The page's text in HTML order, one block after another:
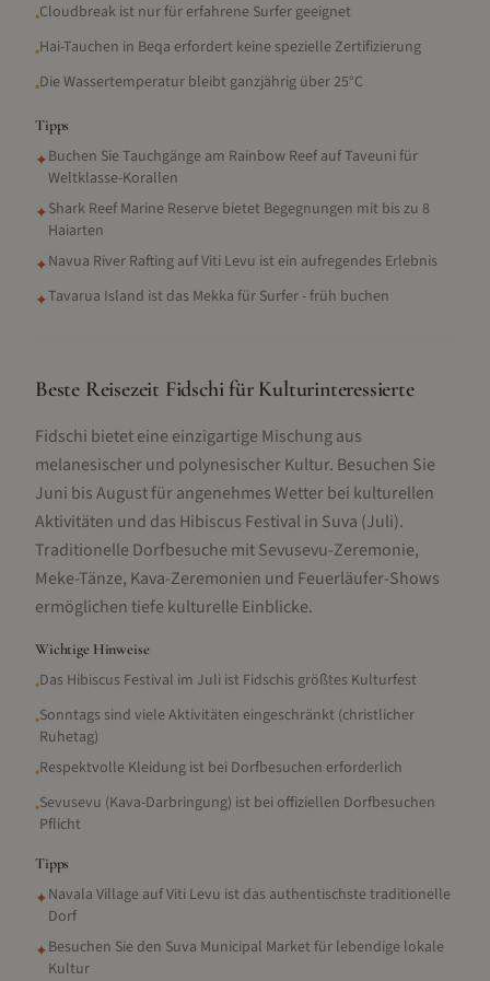
•Cloudbreak ist nur für erfahrene Surfer geeignet
•Hai-Tauchen in Beqa erfordert keine spezielle Zertifizierung
•Die Wassertemperatur bleibt ganzjährig über 25°C
Tipps
✦Buchen Sie Tauchgänge am Rainbow Reef auf Taveuni für
Weltklasse-Korallen
✦Shark Reef Marine Reserve bietet Begegnungen mit bis zu 8
Haiarten
✦Navua River Rafting auf Viti Levu ist ein aufregendes Erlebnis
✦Tavarua Island ist das Mekka für Surfer - früh buchen
Beste Reisezeit Fidschi für Kulturinteressierte
Fidschi bietet eine einzigartige Mischung aus
melanesischer und polynesischer Kultur. Besuchen Sie
Juni bis August für angenehmes Wetter bei kulturellen
Aktivitäten und das Hibiscus Festival in Suva (Juli).
Traditionelle Dorfbesuche mit Sevusevu-Zeremonie,
Meke-Tänze, Kava-Zeremonien und Feuerläufer-Shows
ermöglichen tiefe kulturelle Einblicke.
Wichtige Hinweise
•Das Hibiscus Festival im Juli ist Fidschis größtes Kulturfest
•Sonntags sind viele Aktivitäten eingeschränkt (christlicher
Ruhetag)
•Respektvolle Kleidung ist bei Dorfbesuchen erforderlich
•Sevusevu (Kava-Darbringung) ist bei offiziellen Dorfbesuchen
Pflicht
Tipps
✦Navala Village auf Viti Levu ist das authentischste traditionelle
Dorf
✦Besuchen Sie den Suva Municipal Market für lebendige lokale
Kultur